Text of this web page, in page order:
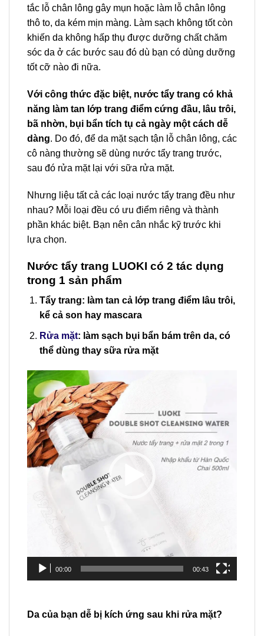
tắc lỗ chân lông gây mụn hoặc làm lỗ chân lông
thô to, da kém mịn màng. Làm sạch không tốt còn
khiến da không hấp thụ được dưỡng chất chăm
sóc da ở các bước sau đó dù bạn có dùng dưỡng
tốt cỡ nào đi nữa.
Với công thức đặc biệt, nước tẩy trang có khả
năng làm tan lớp trang điểm cứng đầu, lâu trôi,
bã nhờn, bụi bẩn tích tụ cả ngày một cách dễ
dàng. Do đó, để da mặt sạch tận lỗ chân lông, các
cô nàng thường sẽ dùng nước tẩy trang trước,
sau đó rửa mặt lại với sữa rửa mặt.
Nhưng liệu tất cả các loại nước tẩy trang đều như
nhau? Mỗi loại đều có ưu điểm riêng và thành
phần khác biệt. Bạn nên cân nhắc kỹ trước khi
lựa chọn.
Nước tẩy trang LUOKI có 2 tác dụng
trong 1 sản phẩm
Tẩy trang: làm tan cả lớp trang điểm lâu trôi,
kể cả son hay mascara
Rửa mặt: làm sạch bụi bẩn bám trên da, có
thể dùng thay sữa rửa mặt
Trình
chơi
Video
00:00 00:43
Da của bạn dễ bị kích ứng sau khi rửa mặt?